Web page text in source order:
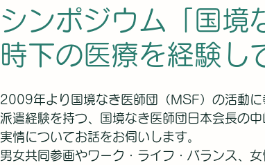
シンポジウム「国境
時下の医療を経験し
2009年より国境なき医師団（MSF）の活動
派遣経験を持つ、国境なき医師団日本会長の
実情についてお話をお伺いします。
男女共同参画やワーク・ライフ・バランス、